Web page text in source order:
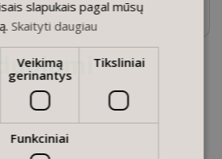
slapukais pagal mūsų
Skaityti daugiau
Veikimą
gerinantys
Tiksliniai
Funkciniai